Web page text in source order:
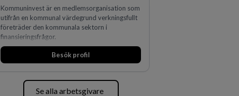
Kommuninvest är en medlemsorganisation som
utifrån en kommunal värdegrund verkningsfullt
företräder den kommunala sektorn i
finansieringsfrågor.
Besök profil
Se alla arbetsgivare